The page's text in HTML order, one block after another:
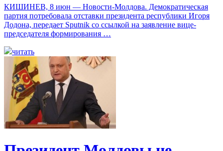
КИШИНЕВ, 8 июн — Новости-Молдова. Демократическая
партия потребовала отставки президента республики Игоря
Додона, передает Sputnik со ссылкой на заявление вице-
председателя формирования …
читать